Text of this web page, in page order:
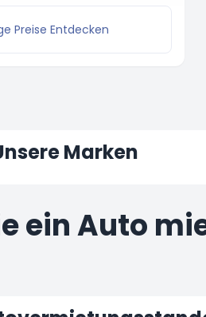
Preise Entdecken
Marken
ein Auto